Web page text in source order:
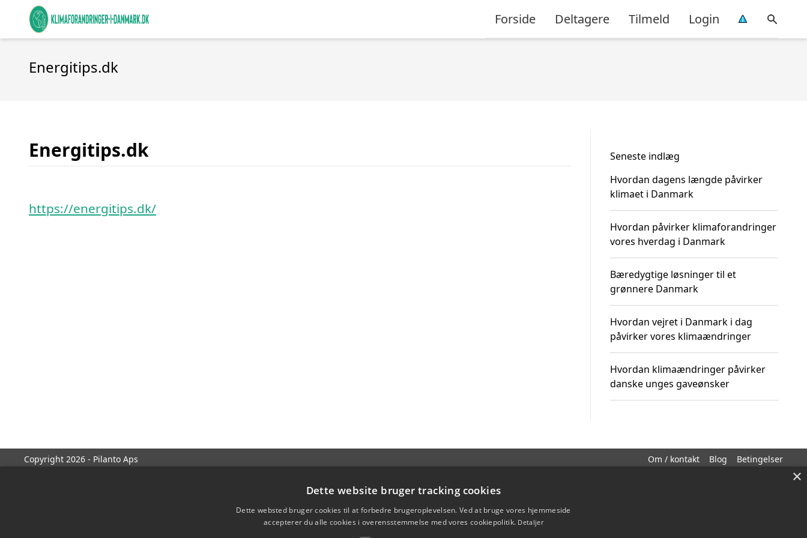
Forside Deltagere Tilmeld Login
Energitips.dk
Energitips.dk
https://energitips.dk/
Seneste indlæg
Hvordan dagens længde påvirker
klimaet i Danmark
Hvordan påvirker klimaforandringer
vores hverdag i Danmark
Bæredygtige løsninger til et
grønnere Danmark
Hvordan vejret i Danmark i dag
påvirker vores klimaændringer
Hvordan klimaændringer påvirker
danske unges gaveønsker
Copyright 2026 - Pilanto Aps Om / kontakt Blog Betingelser
×
Dette website bruger tracking cookies
Dette websted bruger cookies til at forbedre brugeroplevelsen. Ved at bruge vores hjemmeside
accepterer du alle cookies i overensstemmelse med vores cookiepolitik. Detaljer